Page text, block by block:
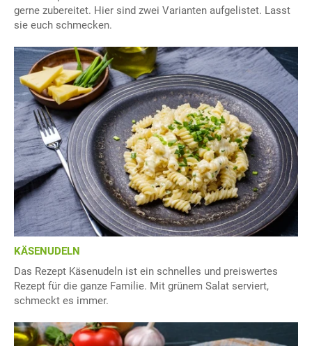
gerne zubereitet. Hier sind zwei Varianten aufgelistet. Lasst
sie euch schmecken.
KÄSENUDELN
Das Rezept Käsenudeln ist ein schnelles und preiswertes
Rezept für die ganze Familie. Mit grünem Salat serviert,
schmeckt es immer.